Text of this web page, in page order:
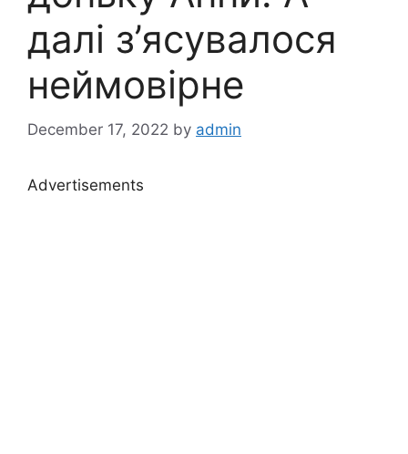
далі з’ясувалося
неймовірне
December 17, 2022 by admin
Advertisements